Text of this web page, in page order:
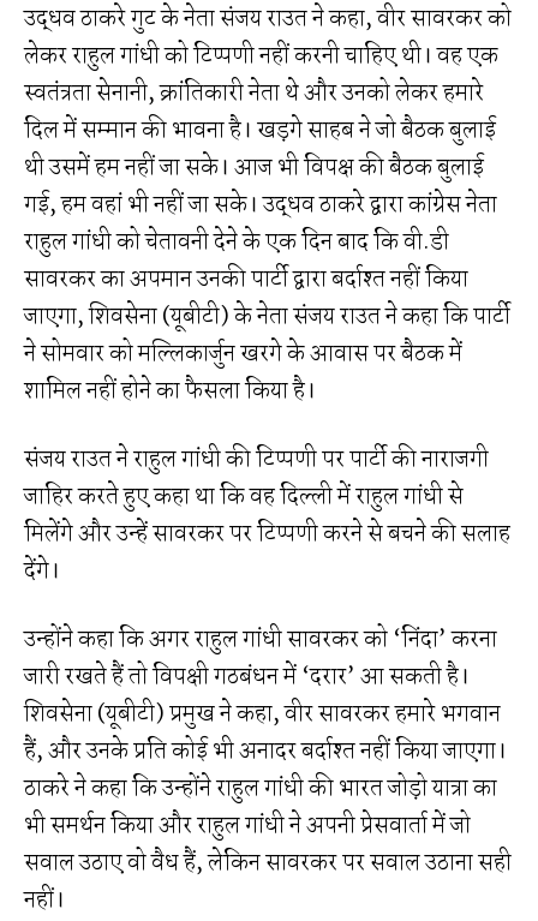
उद्धव ठाकरे गुट के नेता संजय राउत ने कहा, वीर सावरकर को
लेकर राहुल गांधी को टिप्पणी नहीं करनी चाहिए थी। वह एक
स्वतंत्रता सेनानी, क्रांतिकारी नेता थे और उनको लेकर हमारे
दिल में सम्मान की भावना है। खड़गे साहब ने जो बैठक बुलाई
थी उसमें हम नहीं जा सके। आज भी विपक्ष की बैठक बुलाई
गई, हम वहां भी नहीं जा सके। उद्धव ठाकरे द्वारा कांग्रेस नेता
राहुल गांधी को चेतावनी देने के एक दिन बाद कि वी.डी
सावरकर का अपमान उनकी पार्टी द्वारा बर्दाश्त नहीं किया
जाएगा, शिवसेना (यूबीटी) के नेता संजय राउत ने कहा कि पार्टी
ने सोमवार को मल्लिकार्जुन खरगे के आवास पर बैठक में
शामिल नहीं होने का फैसला किया है।
संजय राउत ने राहुल गांधी की टिप्पणी पर पार्टी की नाराजगी
जाहिर करते हुए कहा था कि वह दिल्ली में राहुल गांधी से
मिलेंगे और उन्हें सावरकर पर टिप्पणी करने से बचने की सलाह
देंगे।
उन्होंने कहा कि अगर राहुल गांधी सावरकर को ‘निंदा’ करना
जारी रखते हैं तो विपक्षी गठबंधन में ‘दरार’ आ सकती है।
शिवसेना (यूबीटी) प्रमुख ने कहा, वीर सावरकर हमारे भगवान
हैं, और उनके प्रति कोई भी अनादर बर्दाश्त नहीं किया जाएगा।
ठाकरे ने कहा कि उन्होंने राहुल गांधी की भारत जोड़ो यात्रा का
भी समर्थन किया और राहुल गांधी ने अपनी प्रेसवार्ता में जो
सवाल उठाए वो वैध हैं, लेकिन सावरकर पर सवाल उठाना सही
नहीं।